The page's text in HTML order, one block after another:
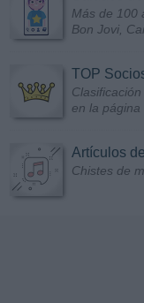
Más de 100
Bon Jovi,
TOP
en la página
Artículos
Chistes de